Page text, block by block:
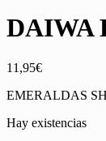
DAIWA
11,95€
EMERALDAS
Hay existencias